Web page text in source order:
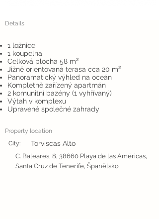
Details
1 ložnice
1 koupelna
Celková plocha 58 m²
Jižně orientovaná terasa cca 20 m²
Panoramatický výhled na oceán
Kompletně zařízený apartmán
2 komunitní bazény (1 vyhřívaný)
Výtah v komplexu
Upravené společné zahrady
Property location
City:
Torviscas Alto
C. Baleares, 8, 38660 Playa de las Américas,
Santa Cruz de Tenerife, Španělsko